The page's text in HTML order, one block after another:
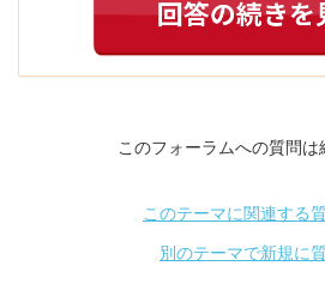
このフォーラムへの質問は
このテーマに関連する
別のテーマで新規に